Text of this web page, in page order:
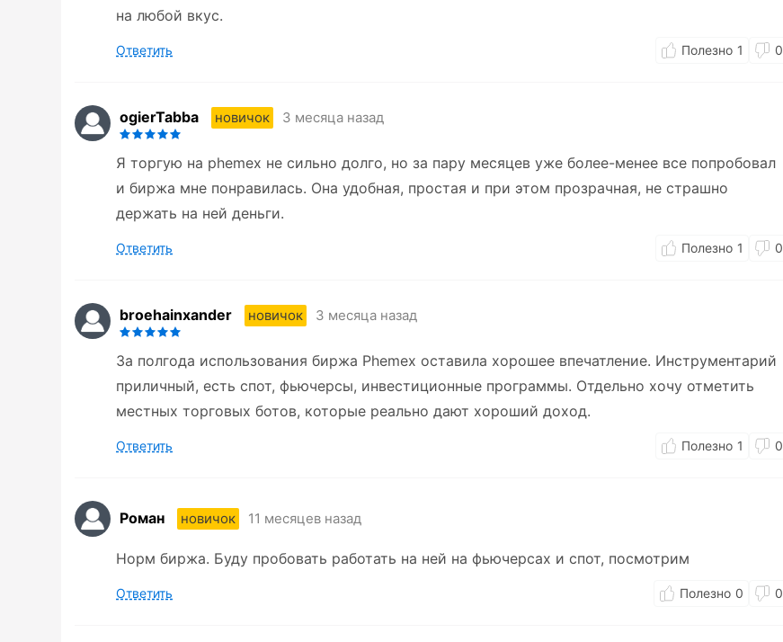
на любой вкус.
Ответить 1 0
ogierTabba новичок 3 месяца назад
Я торгую на phemex не сильно долго, но за пару месяцев уже более-менее все попробовал
и биржа мне понравилась. Она удобная, простая и при этом прозрачная, не страшно
держать на ней деньги.
Ответить 1 0
broehainxander новичок 3 месяца назад
За полгода использования биржа Phemex оставила хорошее впечатление. Инструментарий
приличный, есть спот, фьючерсы, инвестиционные программы. Отдельно хочу отметить
местных торговых ботов, которые реально дают хороший доход.
Ответить 1 0
Роман новичок 11 месяцев назад
Норм биржа. Буду пробовать работать на ней на фьючерсах и спот, посмотрим
Ответить 0 0